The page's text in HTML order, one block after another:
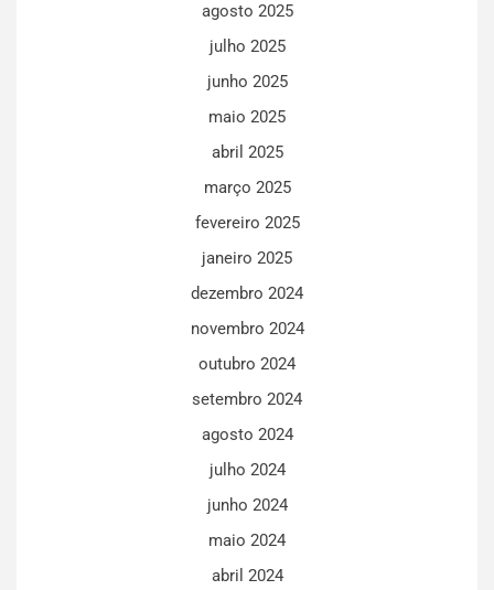
agosto 2025
julho 2025
junho 2025
maio 2025
abril 2025
março 2025
fevereiro 2025
janeiro 2025
dezembro 2024
novembro 2024
outubro 2024
setembro 2024
agosto 2024
julho 2024
junho 2024
maio 2024
abril 2024